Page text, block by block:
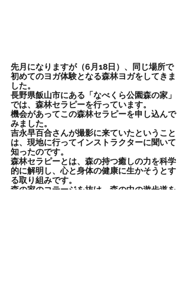
先月になりますが（6月18日）、同じ場所で
初めてのヨガ体験となる森林ヨガをしてきま
した。
長野県飯山市にある「なべくら公園森の家」
では、森林セラピーを行っています。
機会があってこの森林セラピーを申し込んで
みました。
吉永早百合さんが撮影に来ていたということ
は、現地に行ってインストラクターに聞いて
知ったのです。
森林セラピーとは、森の持つ癒しの力を科学
的に解明し、心と身体の健康に生かそうとす
る取り組みです。
森の家のコテージを抜け、森の中の遊歩道を